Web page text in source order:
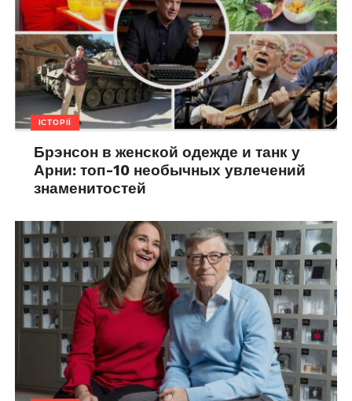
ІСТОРІЇ
Брэнсон в женской одежде и танк у
Арни: топ-10 необычных увлечений
знаменитостей